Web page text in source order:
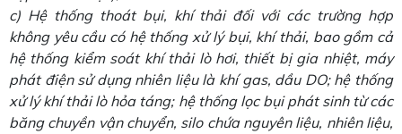
c) Hệ thống thoát bụi, khí thải đối với các trường hợp
không yêu cầu có hệ thống xử lý bụi, khí thải, bao gồm cả
hệ thống kiểm soát khí thải lò hơi, thiết bị gia nhiệt, máy
phát điện sử dụng nhiên liệu là khí gas, dầu DO; hệ thống
xử lý khí thải lò hỏa táng; hệ thống lọc bụi phát sinh từ các
băng chuyền vận chuyển, silo chứa nguyên liệu, nhiên liệu,